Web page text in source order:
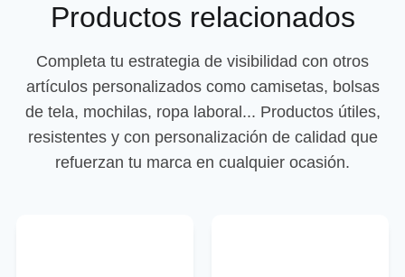
Productos relacionados
Completa tu estrategia de visibilidad con otros
artículos personalizados como camisetas, bolsas
de tela, mochilas, ropa laboral... Productos útiles,
resistentes y con personalización de calidad que
refuerzan tu marca en cualquier ocasión.